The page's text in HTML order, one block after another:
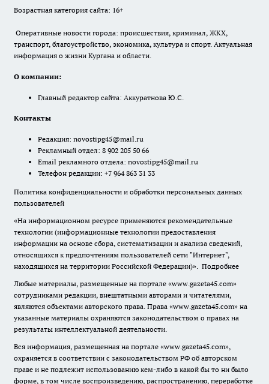
Возрастная категория сайта: 16+
Оперативные новости города: происшествия, криминал, ЖКХ,
транспорт, благоустройство, экономика, культура и спорт. Актуальная
информация о жизни Кургана и области.
О компании:
Главный редактор сайта: Аккуратнова Ю.С.
Контакты
Редакция: novostipg45@mail.ru
Рекламный отдел: 8 902 205 50 66
Email рекламного отдела: novostipg45@mail.ru
Телефон редакции: +7 964 863 31 33
Политика конфиденциальности и обработки персональных данных
пользователей
«На информационном ресурсе применяются рекомендательные
технологии (информационные технологии предоставления
информации на основе сбора, систематизации и анализа сведений,
относящихся к предпочтениям пользователей сети "Интернет",
находящихся на территории Российской Федерации)». Подробнее
Любые материалы, размещенные на портале «www.gazeta45.com»
сотрудниками редакции, внештатными авторами и читателями,
являются объектами авторского права. Права «www.gazeta45.com» на
указанные материалы охраняются законодательством о правах на
результаты интеллектуальной деятельности.
Вся информация, размещенная на портале «www.gazeta45.com»,
охраняется в соответствии с законодательством РФ об авторском
праве и не подлежит использованию кем-либо в какой бы то ни было
форме, в том числе воспроизведению, распространению, переработке